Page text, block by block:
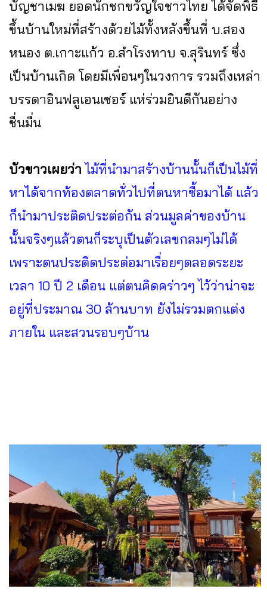
บัญชาเมฆ ยอดนักชกขวัญใจชาวไทย ได้จัดพิธี
ขึ้นบ้านใหม่ที่สร้างด้วยไม้ทั้งหลังขึ้นที่ บ.สอง
หนอง ต.เกาะแก้ว อ.สำโรงทาบ จ.สุรินทร์ ซึ่ง
เป็นบ้านเกิด โดยมีเพื่อนๆในวงการ รวมถึงเหล่า
บรรดาอินฟลูเอนเซอร์ แห่ร่วมยินดีกันอย่าง
ชื่นมื่น
บัวขาวเผยว่า ไม้ที่นำมาสร้างบ้านนั้นก็เป็นไม้ที่
หาได้จากท้องตลาดทั่วไปที่ตนหาซื้อมาได้ แล้ว
ก็นำมาประติดประต่อกัน ส่วนมูลค่าของบ้าน
นั้นจริงๆแล้วตนก็ระบุเป็นตัวเลขกลมๆไม่ได้
เพราะตนประติดประต่อมาเรื่อยๆตลอดระยะ
เวลา 10 ปี 2 เดือน แต่ตนคิดคร่าวๆ ไว้ว่าน่าจะ
อยู่ที่ประมาณ 30 ล้านบาท ยังไม่รวมตกแต่ง
ภายใน และสวนรอบๆบ้าน